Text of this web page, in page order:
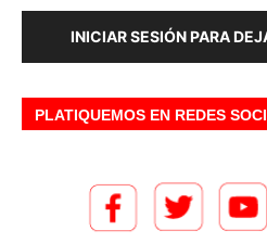
INICIAR SESIÓN PARA
PLATIQUEMOS EN REDES